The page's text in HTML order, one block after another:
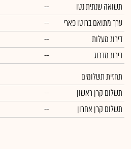
תשואה שנתית נטו
--
ערך מתואם ברוטו פארי
--
דירוג מעלות
--
דירוג מדרוג
--
תחזית תשלומים
תשלום קרן ראשון
--
תשלום קרן אחרון
--